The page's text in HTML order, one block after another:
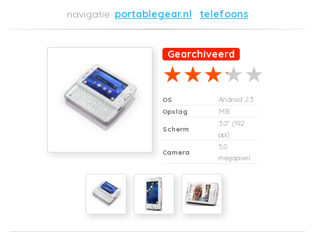
portablegear.nl telefoons
Gearchiveerd
OS
Android 2.3
Opslag
MB
Scherm
3,0" (192
ppi)
Camera
5,0
megapixel